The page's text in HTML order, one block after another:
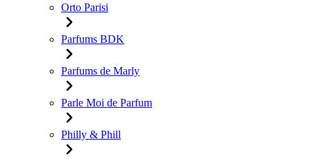
Orto Parisi
Parfums BDK
Parfums de Marly
Parle Moi de Parfum
Philly & Phill